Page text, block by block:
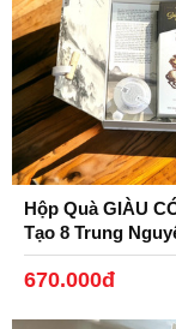
Khối
Hộp Quà GIÀU
Tạo 8 Trung
670.000đ